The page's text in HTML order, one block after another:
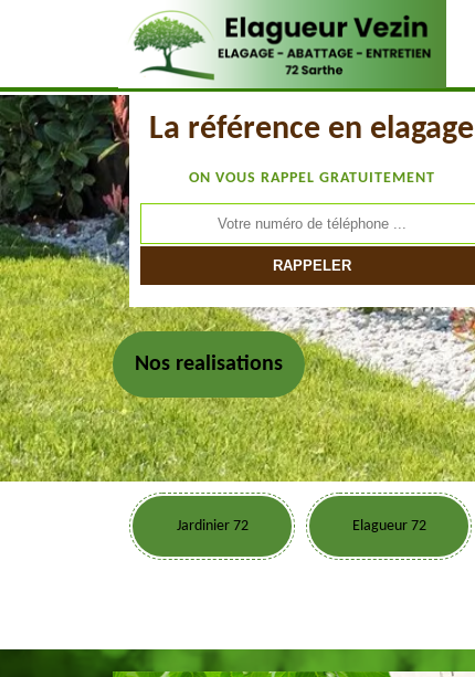
La référence en elagage
ON VOUS RAPPEL GRATUITEMENT
Nos realisations
Jardinier 72 Elagueur 72